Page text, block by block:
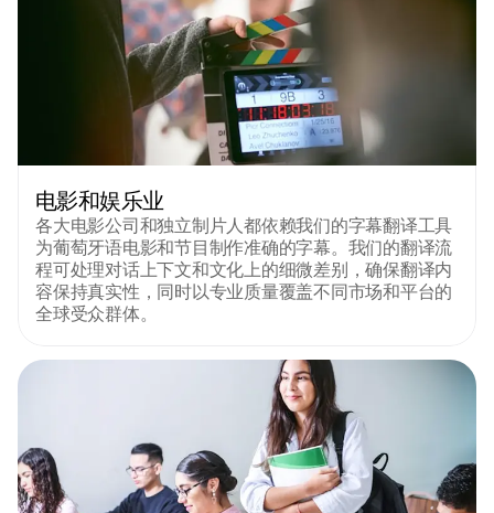
电影和娱乐业
各大电影公司和独立制片人都依赖我们的字幕翻译工具
为葡萄牙语电影和节目制作准确的字幕。我们的翻译流
程可处理对话上下文和文化上的细微差别，确保翻译内
容保持真实性，同时以专业质量覆盖不同市场和平台的
全球受众群体。